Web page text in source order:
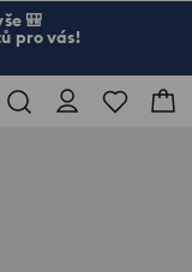
🎒
pro vás!